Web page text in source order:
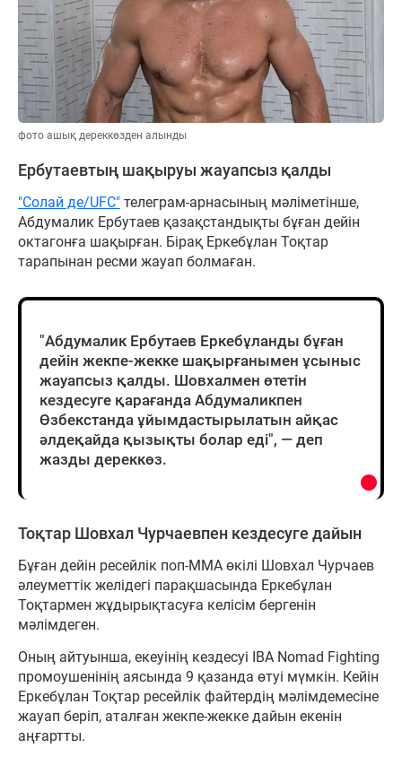
фото ашық дереккөзден алынды
Ербутаевтың шақыруы жауапсыз қалды
"Солай де/UFC" телеграм-арнасының мәліметінше,
Абдумалик Ербутаев қазақстандықты бұған дейін
октагонға шақырған. Бірақ Еркебұлан Тоқтар
тарапынан ресми жауап болмаған.
"Абдумалик Ербутаев Еркебұланды бұған
дейін жекпе-жекке шақырғанымен ұсыныс
жауапсыз қалды. Шовхалмен өтетін
кездесуге қарағанда Абдумаликпен
Өзбекстанда ұйымдастырылатын айқас
әлдеқайда қызықты болар еді", — деп
жазды дереккөз.
Тоқтар Шовхал Чурчаевпен кездесуге дайын
Бұған дейін ресейлік поп-ММА өкілі Шовхал Чурчаев
әлеуметтік желідегі парақшасында Еркебұлан
Тоқтармен жұдырықтасуға келісім бергенін
мәлімдеген.
Оның айтуынша, екеуінің кездесуі IBA Nomad Fighting
промоушенінің аясында 9 қазанда өтуі мүмкін. Кейін
Еркебұлан Тоқтар ресейлік файтердің мәлімдемесіне
жауап беріп, аталған жекпе-жекке дайын екенін
аңғартты.